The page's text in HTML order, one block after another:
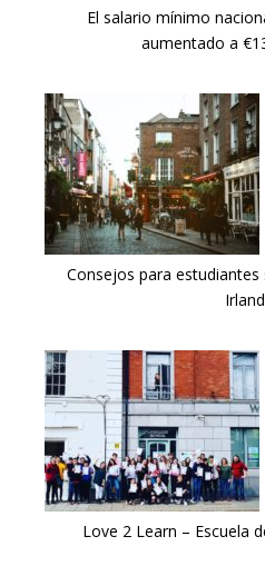
El salario mínimo
aumentado a
Consejos para
Love 2 Learn – Escuela